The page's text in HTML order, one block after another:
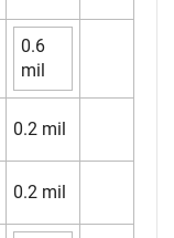
0.6
mil
0.2 mil
0.2 mil